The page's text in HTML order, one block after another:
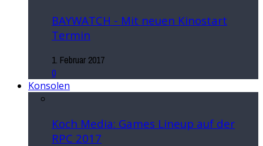
BAYWATCH - Mit neuen Kinostart
Termin
1. Februar 2017
0
Konsolen
Koch Media: Games Lineup auf der
RPC 2017